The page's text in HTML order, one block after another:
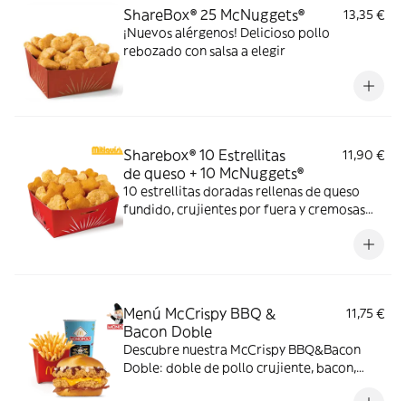
ShareBox® 25 McNuggets®
13,35 €
¡Nuevos alérgenos! Delicioso pollo
rebozado con salsa a elegir
Sharebox® 10 Estrellitas
de queso + 10 McNuggets®
11,90 €
10 estrellitas doradas rellenas de queso
fundido, crujientes por fuera y cremosas
Menú McCrispy BBQ &
Bacon Doble
11,75 €
Descubre nuestra McCrispy BBQ&Bacon
Doble: doble de pollo crujiente, bacon,